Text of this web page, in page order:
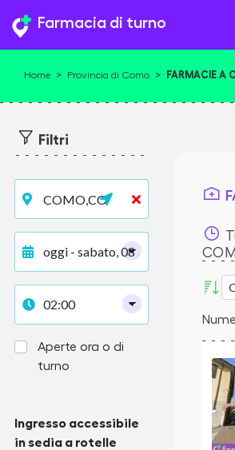
Farmacia di turno
Home > Provincia di Como > FARMACIE A
Filtri
Aperte ora o di
turno
Ingresso accessibile
in sedia a rotelle